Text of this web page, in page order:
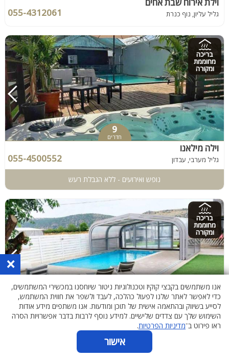
גליל עליון, נוף כנרת 055-4312061
בריכה
מחוממת
ומקורה
9
חדרים
וילה מילאנו
גליל מערבי, עבדון 055-4500552
נופש ואירועים - ללא הגבלת רעש
בריכה
מחוממת
ומקורה
4
חדרים
קסם באופק
גליל עליון, עלמה 052-9097257
×
אנו משתמשים בקבצי קוקיז וטכנולוגיות ניטור שיוחסנו במכשירי המשתמשים,
כדי לאפשר לאתר שלנו לפעול כהלכה, לעבד ולשפר את חווית המשתמש,
לסייע בשיווק ובהתאמה אישית של תוכן ומודעות. אנו משתפים מידע אודות
השימוש שלך עם צדדים שלישיים. למידע נוסף לרבות בדבר אפשרויות הסרה
ראו פירוט ב־מדיניות הפרטיות.
אישור